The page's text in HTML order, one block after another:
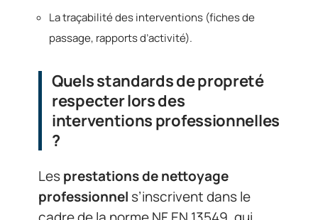
La traçabilité des interventions (fiches de
passage, rapports d’activité).
Quels standards de propreté
respecter lors des
interventions professionnelles
?
Lesprestations de nettoyage
professionnel s’inscrivent dans le